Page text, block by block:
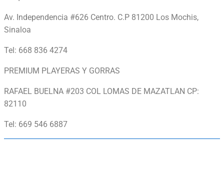
Av. Independencia #626 Centro. C.P 81200 Los Mochis,
Sinaloa
Tel: 668 836 4274
PREMIUM PLAYERAS Y GORRAS
RAFAEL BUELNA #203 COL LOMAS DE MAZATLAN CP:
82110
Tel: 669 546 6887